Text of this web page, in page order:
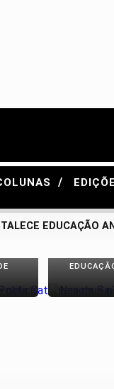
/
EDUCAÇÃO